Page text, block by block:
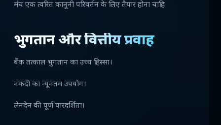
मंच एक त्वरित कानूनी परिवर्तन के लिए तैयार होना चाहि
भुगतान और वित्तीय प्रवाह
बैंक तत्काल भुगतान का उच्च हिस्सा।
नकदी का न्यूनतम उपयोग।
लेनदेन की पूर्ण पारदर्शिता।